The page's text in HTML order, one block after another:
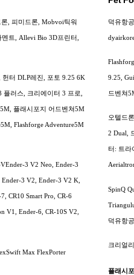
, 피미드론, Mobvoi틱워
트, Allevi Bio 3D프린터,
터 DLP레진, 포토 9.25 6K
러스, 크리에이터 3 프로,
플래시포지 어드벤쳐5M
Flashforge Adventure5M
3 V2 Neo, Ender-3
Ender-3 V2, Ender-3 V2 K,
CR10 Smart Pro, CR-6
V1, Ender-6, CR-10S V2,
Max FlexPorter
덕유항
9.25,
드벤쳐
오텔드
2 Dual,
터: 트
SpinQ
덕유항
크리얼
플래시